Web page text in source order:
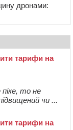
дронами:
тарифи на
то не
чи ...
тарифи на